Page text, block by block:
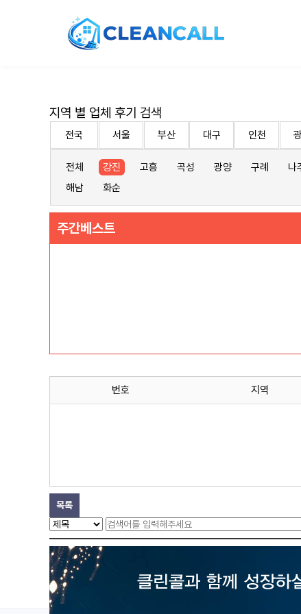
지역 별 업체 후기 검색
전국 서울 부산 대구 인천
전체 강진 고흥 곡성 광양 구례 나
해남
화순
주간베스트
번호 지역
목록